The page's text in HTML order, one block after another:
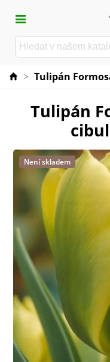
> Tulipán
Tulipán
Není skladem